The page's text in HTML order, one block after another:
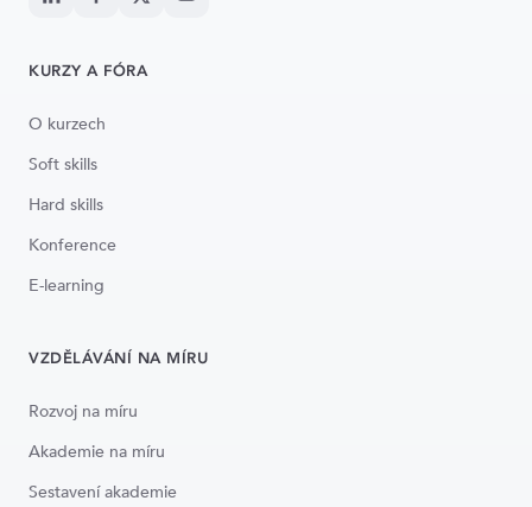
KURZY A FÓRA
O kurzech
Soft skills
Hard skills
Konference
E-learning
VZDĚLÁVÁNÍ NA MÍRU
Rozvoj na míru
Akademie na míru
Sestavení akademie